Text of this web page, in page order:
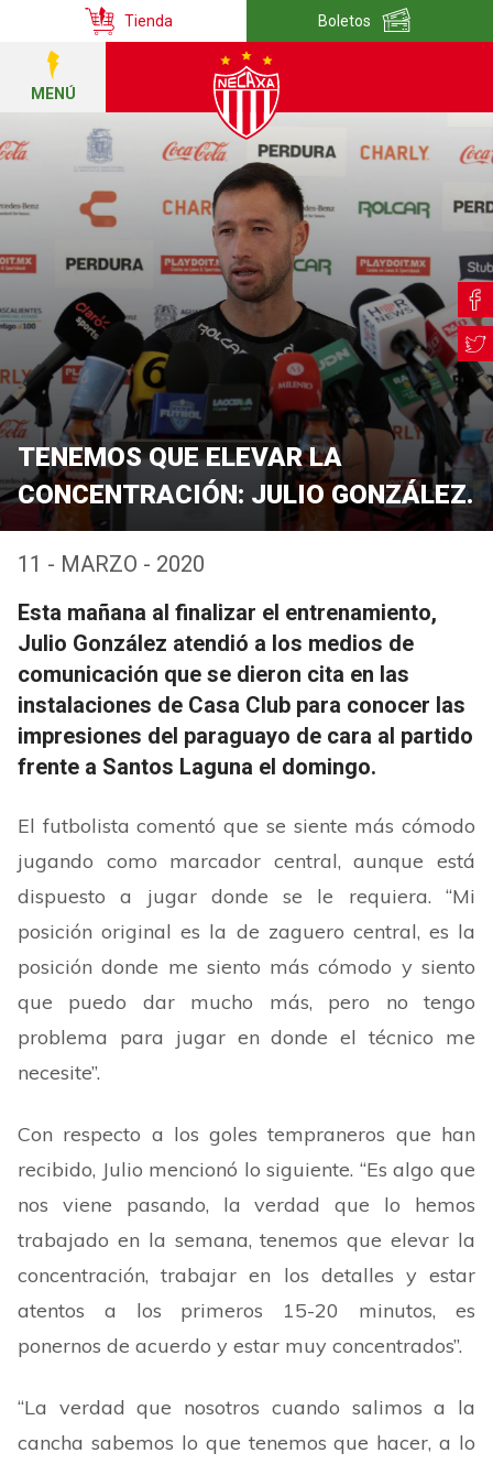
Tienda Boletos
MENÚ
TENEMOS QUE ELEVAR LA
CONCENTRACIÓN: JULIO GONZÁLEZ.
11 - MARZO - 2020
Esta mañana al finalizar el entrenamiento,
Julio González atendió a los medios de
comunicación que se dieron cita en las
instalaciones de Casa Club para conocer las
impresiones del paraguayo de cara al partido
frente a Santos Laguna el domingo.
El futbolista comentó que se siente más cómodo
jugando como marcador central, aunque está
dispuesto a jugar donde se le requiera. “Mi
posición original es la de zaguero central, es la
posición donde me siento más cómodo y siento
que puedo dar mucho más, pero no tengo
problema para jugar en donde el técnico me
necesite”.
Con respecto a los goles tempraneros que han
recibido, Julio mencionó lo siguiente. “Es algo que
nos viene pasando, la verdad que lo hemos
trabajado en la semana, tenemos que elevar la
concentración, trabajar en los detalles y estar
atentos a los primeros 15-20 minutos, es
ponernos de acuerdo y estar muy concentrados”.
“La verdad que nosotros cuando salimos a la
cancha sabemos lo que tenemos que hacer, a lo